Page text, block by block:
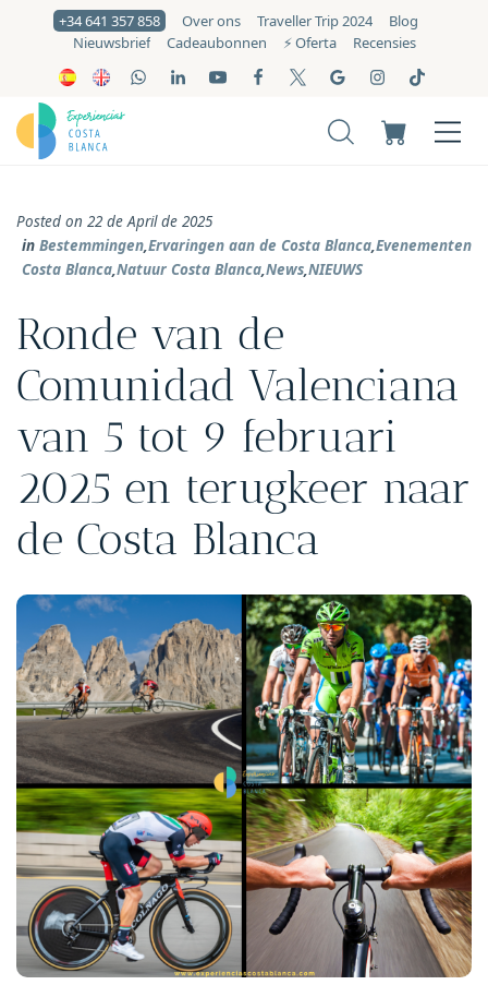
+34 641 357 858 Over ons Traveller Trip 2024
Blog
Nieuwsbrief
Cadeaubonnen ⚡️ Oferta Recensies
Posted on 22 de April de 2025
in Bestemmingen,Ervaringen aan de Costa Blanca,Evenementen
Costa Blanca,Natuur Costa Blanca,News,NIEUWS
Ronde van de
Comunidad Valenciana
van 5 tot 9 februari
2025 en terugkeer naar
de Costa Blanca